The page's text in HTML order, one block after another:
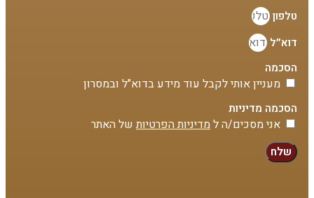
טלפון
דוא״ל
הסכמה
מעניין אותי לקבל עוד מידע בדוא"ל ובמסרון
הסכמה מדיניות
אני מסכים/ה למדיניות הפרטיותשל האתר
שלח